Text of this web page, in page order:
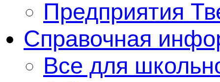
Предприятия
Справочная
Все для